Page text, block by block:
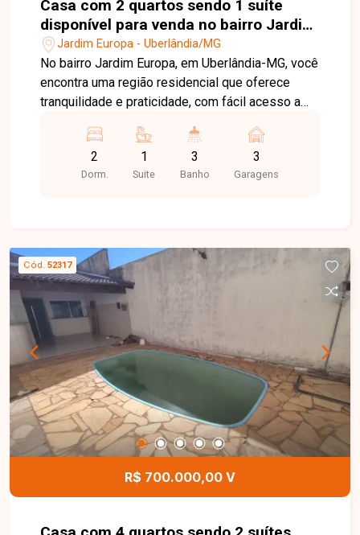
Casa com 2 quartos sendo 1 suíte
disponível para venda no bairro Jardim
Europa em Uberlândia MG
Jardim Europa - Uberlândia/MG
No bairro Jardim Europa, em Uberlândia-MG, você
encontra uma região residencial que oferece
tranquilidade e praticidade, com fácil acesso a
comércios, supermercados, escolas e serviços
próximos, ideal para quem busca conforto e
qualidade de vida. Casa com 200 m² de área
banheiro social, cozinha ampla com armários,
área de serviço, quintal, piscina de 6 x 4 metros e
3 vagas de garagem. Um imóvel pensado para
quem valoriza espaços internos confortáveis e
uma área externa completa para momentos de
lazer com a família. Uma oportunidade especial
para quem busca uma casa completa, com
piscina, boa metragem de terreno e excelente
aproveitamento dos espaços. Entre em contato e
agende sua visita, venha conhecer seu novo lar.
2
Dorm.
1
Suite
3
Banho
3
Garagens
Cód. 52317
R$ 700.000,00 V